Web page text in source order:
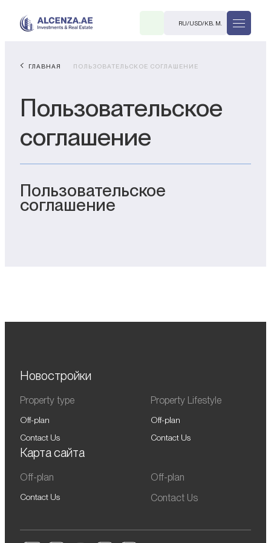
RU/USD/КВ. М.
ГЛАВНАЯ ПОЛЬЗОВАТЕЛЬСКОЕ СОГЛАШЕНИЕ
Пользовательское
соглашение
Пользовательское
соглашение
Новостройки
Property type
Off-plan
Contact Us
Property Lifestyle
Off-plan
Contact Us
Карта сайта
Off-plan
Contact Us
Off-plan
Contact Us